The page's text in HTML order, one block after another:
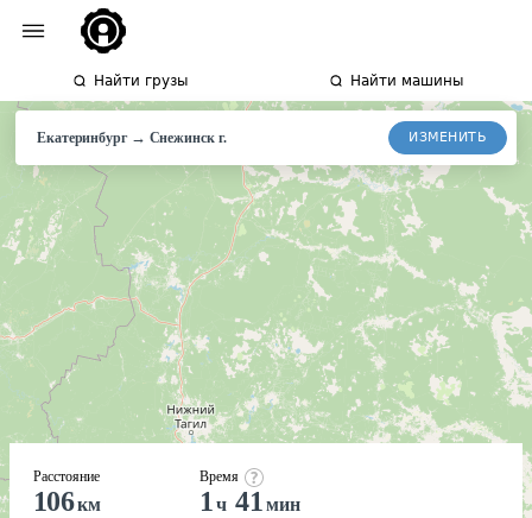
Найти грузы Найти машины
Екатеринбург→ Снежинск г. ИЗМЕНИТЬ
Расстояние
106км
Время
1 ч 41 мин